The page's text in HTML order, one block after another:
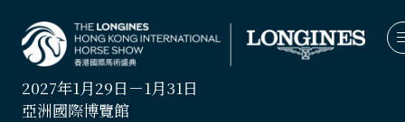
2027年1月29日－1月31日
亞洲國際博覽館